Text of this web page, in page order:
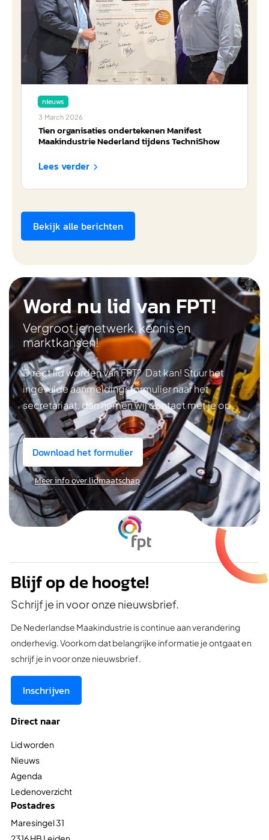
nieuws
3 March 2026
Tien organisaties ondertekenen Manifest
Maakindustrie Nederland tijdens TechniShow
Lees verder 
Bekijk alle berichten
Word nu lid van FPT!
Vergroot je netwerk, kennis en
marktkansen!
Direct lid worden van FPT? Dat kan! Stuur het
ingevulde aanmeldingsformulier naar het
secretariaat, dan nemen wij contact met je op.
Download het formulier
Meer info over lidmaatschap
Blijf op de hoogte!
Schrijf je in voor onze nieuwsbrief.
De Nederlandse Maakindustrie is continue aan verandering
onderhevig. Voorkom dat belangrijke informatie je ontgaat en
schrijf je in voor onze nieuwsbrief.
Inschrijven
Direct naar
Lid worden
Nieuws
Agenda
Ledenoverzicht
Postadres
Maresingel 31